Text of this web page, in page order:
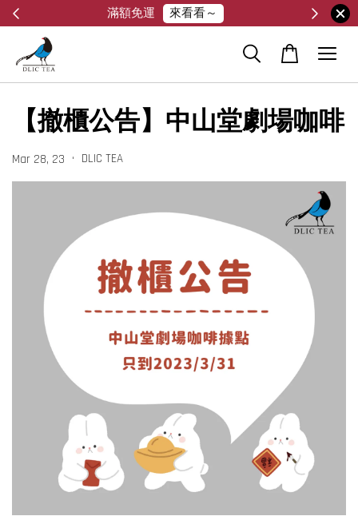
滿額免運 來看看～
【撤櫃公告】中山堂劇場咖啡
Mar 28, 23 • DLIC TEA